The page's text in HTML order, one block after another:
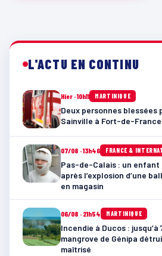
L'ACTU EN CONTINU
Hier · 10h11 MARTINIQUE
Deux personnes blessées
Sainville à Fort-de-France
07/08 · 13h46 FRANCE &
Pas-de-Calais : un enfant
après l’explosion d’une
en magasin
06/08 · 21h54 MARTINIQUE
Incendie à Ducos :
mangrove de Génipa
maîtrisé